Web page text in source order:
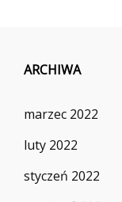
ARCHIWA
marzec 2022
luty 2022
styczeń 2022